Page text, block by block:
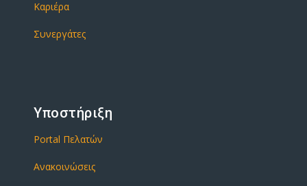
Καριέρα
Συνεργάτες
Υποστήριξη
Portal Πελατών
Ανακοινώσεις